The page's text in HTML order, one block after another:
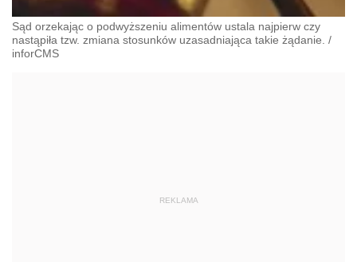
Sąd orzekając o podwyższeniu alimentów ustala najpierw czy
nastąpiła tzw. zmiana stosunków uzasadniająca takie żądanie. /
inforCMS